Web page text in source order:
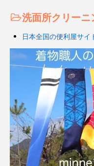
洗面所クリー
日本全国の便利屋サ